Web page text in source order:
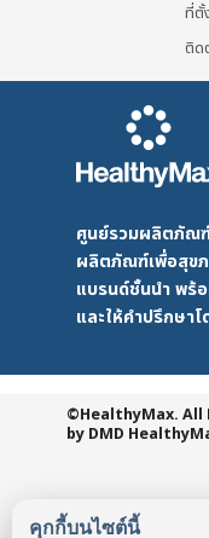
คุกกี้บนไซต์นี้
ที่ตั้
ติด
ศูนย์รวมผลิตภัณ
ผลิตภัณฑ์เพื่อสุข
แบรนด์ชั้นนำ พร้
และให้คำปรึกษา
©HealthyMax. All
by DMD